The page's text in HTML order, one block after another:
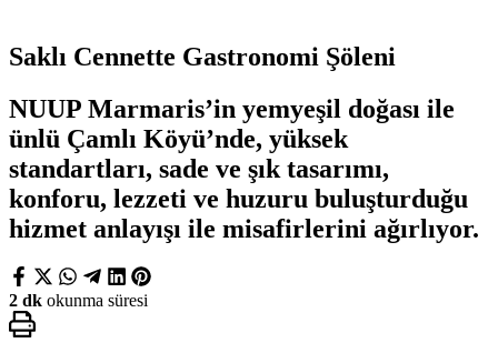
Saklı Cennette Gastronomi Şöleni
NUUP Marmaris’in yemyeşil doğası ile
ünlü Çamlı Köyü’nde, yüksek
standartları, sade ve şık tasarımı,
konforu, lezzeti ve huzuru buluşturduğu
hizmet anlayışı ile misafirlerini ağırlıyor.
2 dk okunma süresi